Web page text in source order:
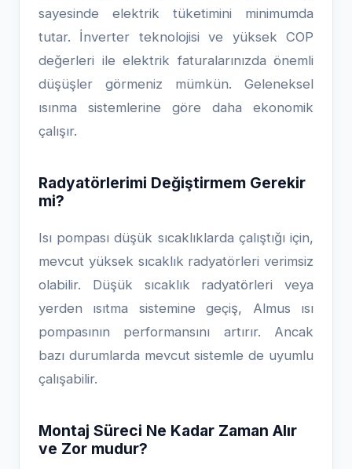
sayesinde elektrik tüketimini minimumda
tutar. İnverter teknolojisi ve yüksek COP
değerleri ile elektrik faturalarınızda önemli
düşüşler görmeniz mümkün. Geleneksel
ısınma sistemlerine göre daha ekonomik
çalışır.
Radyatörlerimi Değiştirmem Gerekir
mi?
Isı pompası düşük sıcaklıklarda çalıştığı için,
mevcut yüksek sıcaklık radyatörleri verimsiz
olabilir. Düşük sıcaklık radyatörleri veya
yerden ısıtma sistemine geçiş, Almus ısı
pompasının performansını artırır. Ancak
bazı durumlarda mevcut sistemle de uyumlu
çalışabilir.
Montaj Süreci Ne Kadar Zaman Alır
ve Zor mudur?